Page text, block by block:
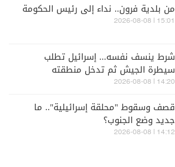
من بلدية فرون.. نداء إلى رئيس الحكومة
15:01 | 2026-08-08
شرط ينسف نفسه... إسرائيل تطلب
سيطرة الجيش ثم تدخل منطقته
14:20 | 2026-08-08
قصف وسقوط "محلقة إسرائيلية".. ما
جديد وضع الجنوب؟
14:12 | 2026-08-08